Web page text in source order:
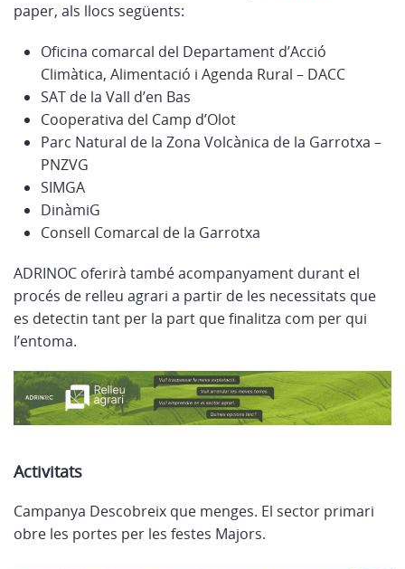
paper, als llocs següents:
Oficina comarcal del Departament d’Acció
Climàtica, Alimentació i Agenda Rural – DACC
SAT de la Vall d’en Bas
Cooperativa del Camp d’Olot
Parc Natural de la Zona Volcànica de la Garrotxa –
PNZVG
SIMGA
DinàmiG
Consell Comarcal de la Garrotxa
ADRINOC oferirà també acompanyament durant el
procés de relleu agrari a partir de les necessitats que
es detectin tant per la part que finalitza com per qui
l’entoma.
Activitats
Campanya Descobreix que menges. El sector primari
obre les portes per les festes Majors.